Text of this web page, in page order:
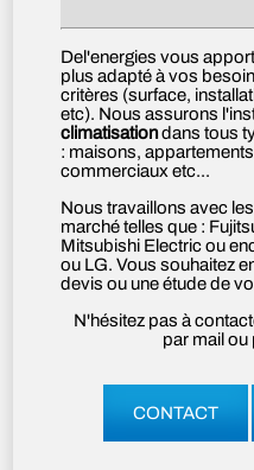
Del'energies vous
plus adapté à vos
critères (surface,
etc). Nous assurons
climatisationdans tous
: maisons,
commerciaux etc...
Nous travaillons avec
marché telles que :
Mitsubishi Electric ou
ou LG. Vous souhaitez
devis ou une étude de
N'hésitez pas à
par mail ou
CONTACT